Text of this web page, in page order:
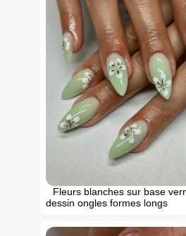
Fleurs blanches sur base
dessin ongles formes longs